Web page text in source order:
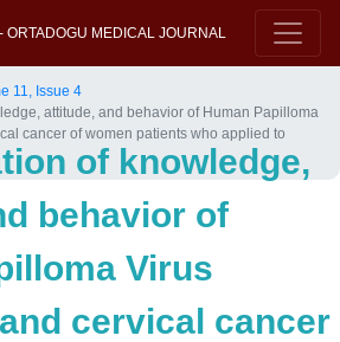
ORTADOGU MEDICAL JOURNAL
11, Issue 4
attitude, and behavior of Human Papilloma
cancer of women patients who applied to
of knowledge,
behavior of
Virus
cervical cancer